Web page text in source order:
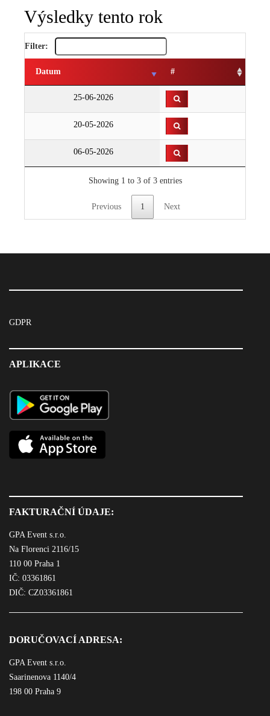
Výsledky tento rok
Filter:
Datum #
25-06-2026
20-05-2026
06-05-2026
Showing 1 to 3 of 3 entries
Previous 1 Next
GDPR
APLIKACE
FAKTURAČNÍ ÚDAJE:
GPA Event s.r.o.
Na Florenci 2116/15
110 00 Praha 1
IČ: 03361861
DIČ: CZ03361861
DORUČOVACÍ ADRESA:
GPA Event s.r.o.
Saarinenova 1140/4
198 00 Praha 9